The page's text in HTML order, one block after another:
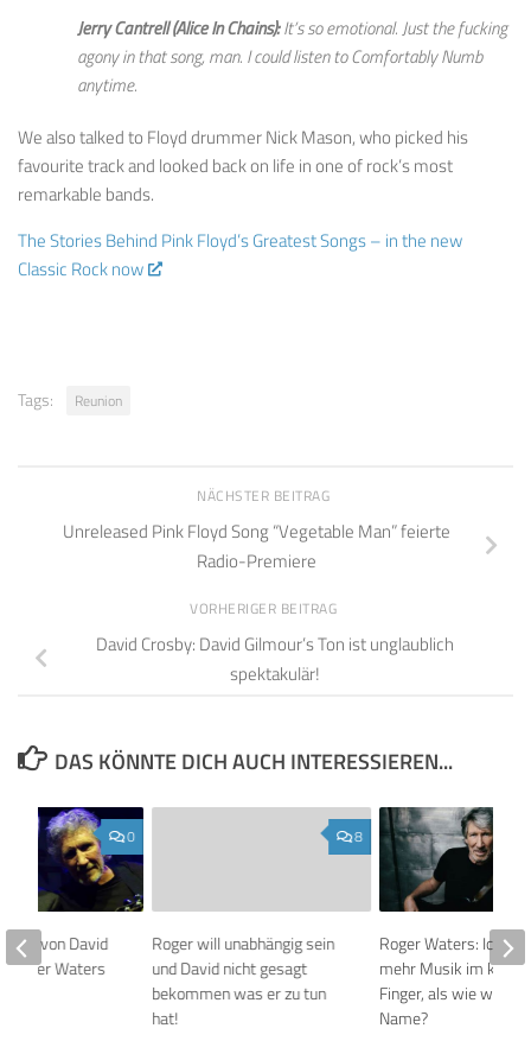
Jerry Cantrell (Alice In Chains):It’s so emotional. Just the fucking
agony in that song, man. I could listen to Comfortably Numb
anytime.
We also talked to Floyd drummer Nick Mason, who picked his
favourite track and looked back on life in one of rock’s most
remarkable bands.
The Stories Behind Pink Floyd’s Greatest Songs – in the new
Classic Rock now
Tags: Reunion
NÄCHSTER BEITRAG
Unreleased Pink Floyd Song “Vegetable Man” feierte
Radio-Premiere
VORHERIGER BEITRAG
David Crosby: David Gilmour’s Ton ist unglaublich
spektakulär!
DAS KÖNNTE DICH AUCH INTERESSIEREN...
8
Roger will unabhängig sein
und David nicht gesagt
bekommen was er zu tun
hat!
Roger Waters: Ich
mehr Musik im
Finger, als wie war
Name?
0
von David
Roger Waters